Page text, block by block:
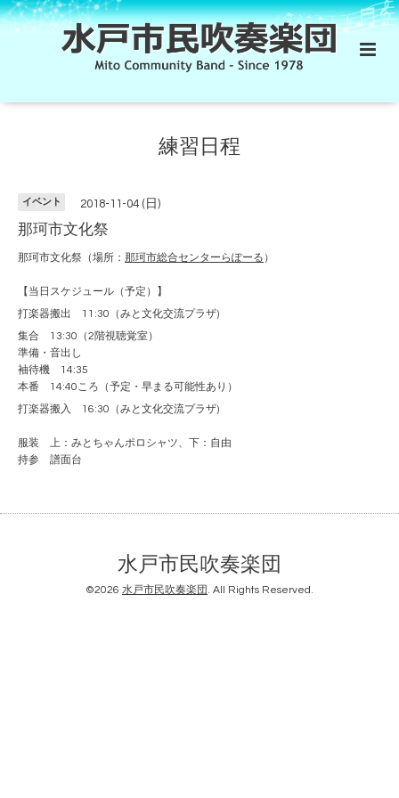
練習日程
イベント 2018-11-04 (日)
那珂市文化祭
那珂市文化祭（場所： 那珂市総合センターらぽーる ）
【当日スケジュール（予定）】
打楽器搬出 11:30（みと文化交流プラザ)
集合 13:30（2階視聴覚室）
準備・音出し
袖待機 14:35
本番 14:40ころ（予定・早まる可能性あり）
打楽器搬入 16:30（みと文化交流プラザ)
服装 上：みとちゃんポロシャツ、下：自由
持参 譜面台
水戸市民吹奏楽団
©2026 水戸市民吹奏楽団 . All Rights Reserved.